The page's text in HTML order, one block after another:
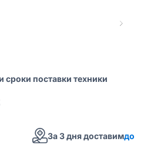
сроки поставки техники
За 3 дня доставимдо